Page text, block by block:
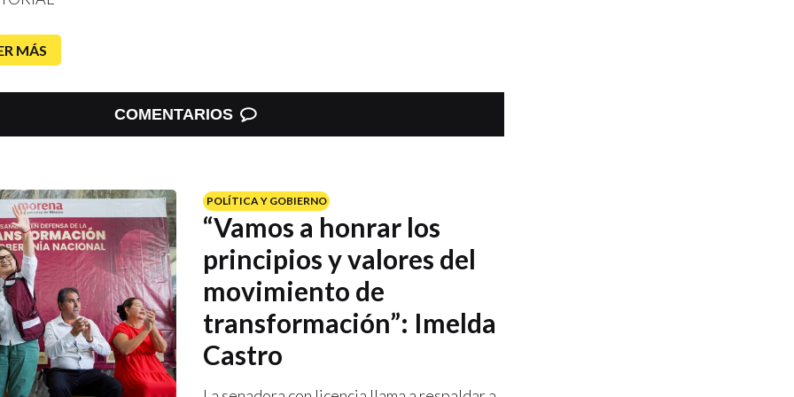
MÁS
COMENTARIOS
POLÍTICA Y GOBIERNO
“Vamos a honrar los
principios y valores del
movimiento de
transformación”: Imelda
Castro